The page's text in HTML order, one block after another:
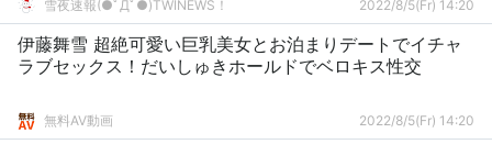
雪夜速報(●ﾟДﾟ●)TWINEWS！ 2022/8/5(Fr) 14:20
伊藤舞雪 超絶可愛い巨乳美女とお泊まりデートでイチャ
ラブセックス！だいしゅきホールドでベロキス性交
無料AV動画 2022/8/5(Fr) 14:20